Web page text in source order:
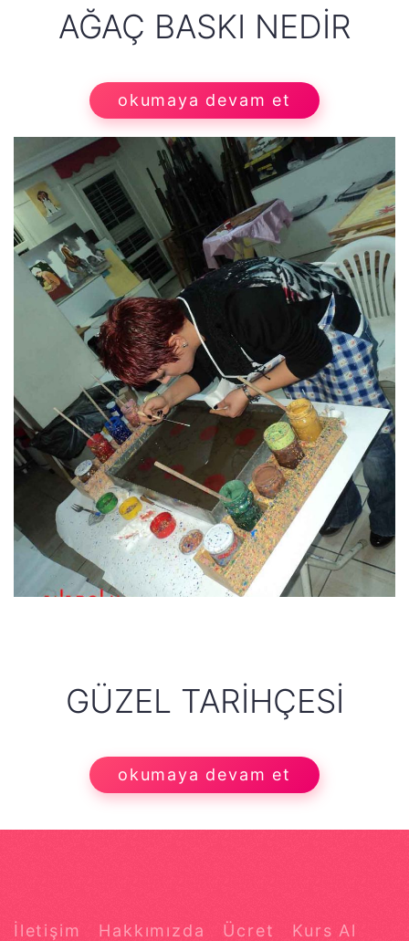
AĞAÇ BASKI NEDIR
okumaya devam et
GÜZEL TARIHÇESI
okumaya devam et
İletişim Hakkımızda Ücret Kurs Al